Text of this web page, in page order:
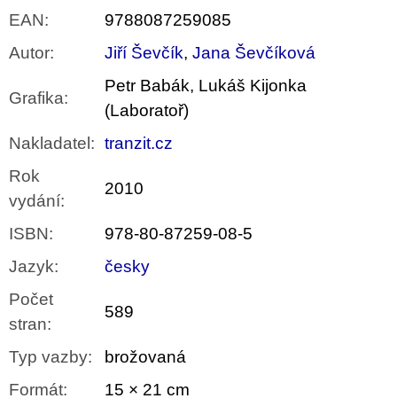
EAN:
9788087259085
Autor: Jiří Ševčík, Jana Ševčíková
Grafika:
Petr Babák, Lukáš Kijonka
(Laboratoř)
Nakladatel : tranzit.cz
Rok
vydání:
2010
ISBN:
978-80-87259-08-5
Jazyk:
česky
Počet
stran:
589
Typ vazby:
brožovaná
Formát:
15 × 21 cm